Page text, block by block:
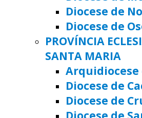
Diocese de
Diocese de
PROVÍNCIA
SANTA MARIA
Arquidiocese
Diocese de
Diocese de